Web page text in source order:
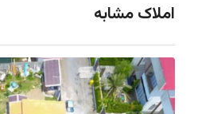
املاک مشابه